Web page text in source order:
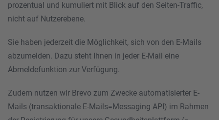
prozentual und kumuliert mit Blick auf den Seiten-Traffic,
nicht auf Nutzerebene.
Sie haben jederzeit die Möglichkeit, sich von den E-Mails
abzumelden. Dazu steht Ihnen in jeder E-Mail eine
Abmeldefunktion zur Verfügung.
Zudem nutzen wir Brevo zum Zwecke automatisierter E-
Mails (transaktionale E-Mails=Messaging API) im Rahmen